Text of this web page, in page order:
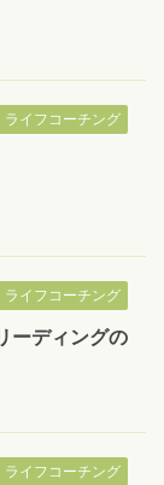
ライフコーチング
ライフコーチング
ーディングの
ライフコーチング